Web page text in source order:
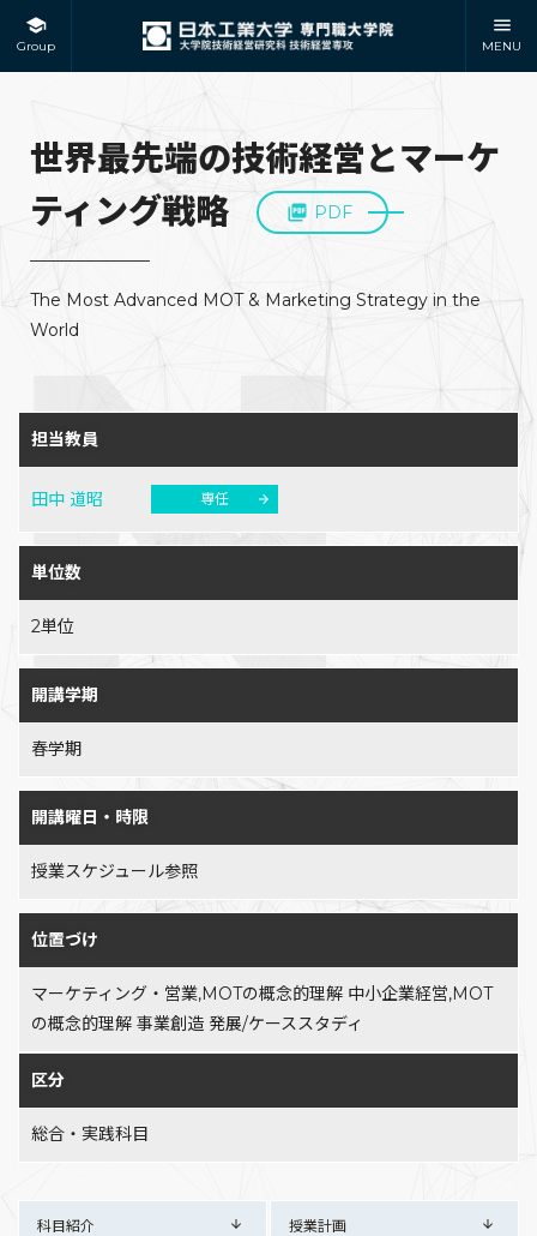
Group MENU
世界最先端の技術経営とマーケ
ティング戦略
PDF
The Most Advanced MOT & Marketing Strategy in the
World
担当教員
田中 道昭 専任
単位数
2単位
開講学期
春学期
開講曜日・時限
授業スケジュール参照
位置づけ
マーケティング・営業,MOTの概念的理解 中小企業経営,MOT
の概念的理解 事業創造 発展/ケーススタディ
区分
総合・実践科目
科目紹介 授業計画